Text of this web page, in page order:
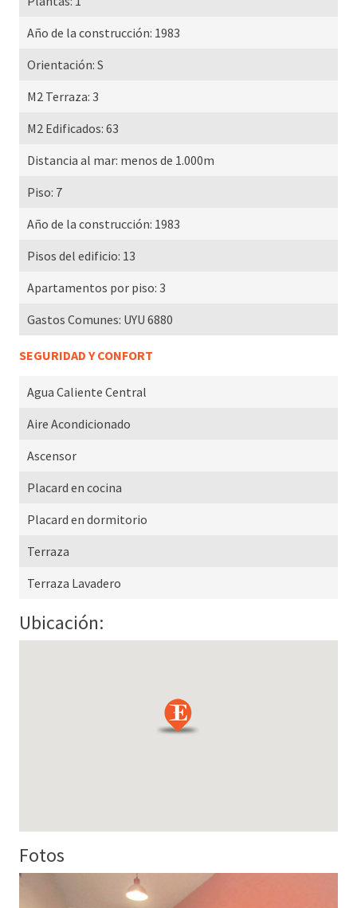
Año de la construcción: 1983
Orientación: S
M2 Terraza: 3
M2 Edificados: 63
Distancia al mar: menos de 1.000m
Piso: 7
Año de la construcción: 1983
Pisos del edificio: 13
Apartamentos por piso: 3
Gastos Comunes: UYU 6880
SEGURIDAD Y CONFORT
Agua Caliente Central
Aire Acondicionado
Ascensor
Placard en cocina
Placard en dormitorio
Terraza
Terraza Lavadero
Ubicación:
Fotos